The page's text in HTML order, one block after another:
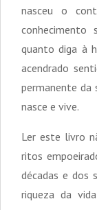
nasceu o
conhecimento
quanto diga à
acendrado
permanente da
nasce e vive.
Ler este livro
ritos
décadas e dos
riqueza da